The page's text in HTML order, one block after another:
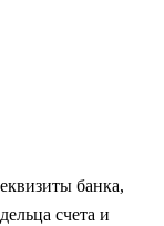
банка,
счета и